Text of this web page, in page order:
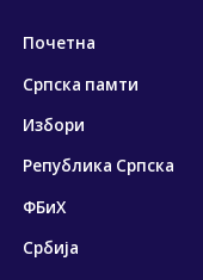
Почетна
Српска памти
Избори
Република Српска
ФБиХ
Србија